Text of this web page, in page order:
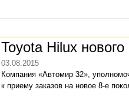
Toyota Hilux
03.08.2015
Компания «Автомир 32»,
к приему заказов на новое 8-е